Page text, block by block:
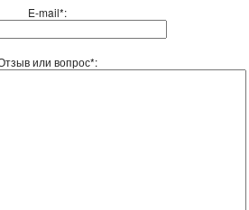
E-mail*:
или вопрос*: